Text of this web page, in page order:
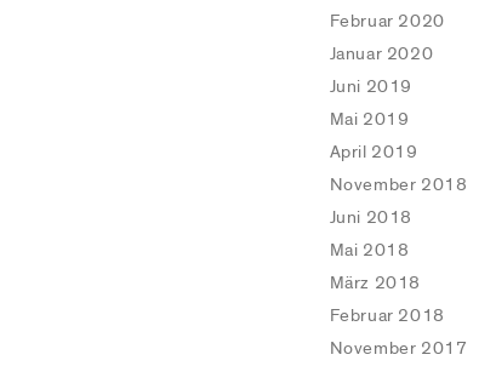
Februar 2020
Januar 2020
Juni 2019
Mai 2019
April 2019
November 2018
Juni 2018
Mai 2018
März 2018
Februar 2018
November 2017